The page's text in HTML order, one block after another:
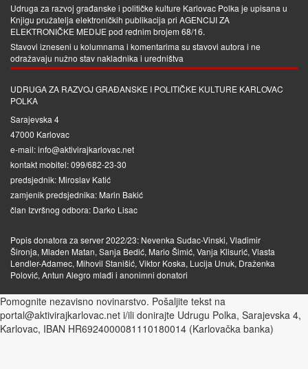
Udruga za razvoj građanske i političke kulture Karlovac Polka je upisana u
Knjigu pružatelja elektroničkih publikacija pri AGENCIJI ZA
ELEKTRONIČKE MEDIJEpod rednim brojem 68/16.
Stavovi izneseni u kolumnama i komentarima su stavovi autora i ne
odražavaju nužno stav nakladnika i uredništva
UDRUGA ZA RAZVOJ GRAĐANSKE I POLITIČKE KULTURE KARLOVAC
POLKA
Sarajevska 4
47000 Karlovac
e-mail: info@aktivirajkarlovac.net
kontakt mobitel: 099/682-23-30
predsjednik: Miroslav Katić
zamjenik predsjednika: Marin Bakić
član Izvršnog odbora: Darko Lisac
Popis donatora za server 2022/23: Nevenka Sudac-Vinski, Vladimir
Šironja, Mladen Matan, Sanja Bedić, Mario Šimić, Vanja Klisurić, Vlasta
Lendler-Adamec, Mihovil Stanišić, Viktor Koska, Lucija Unuk, Draženka
Polović, Antun Alegro mlađi i anonimni donatori
Pomognite nezavisno novinarstvo. Pošaljite tekst na
portal@aktivirajkarlovac.net i/ili donirajte Udrugu Polka, Sarajevska 4,
Karlovac, IBAN HR6924000081110180014 (Karlovačka banka)